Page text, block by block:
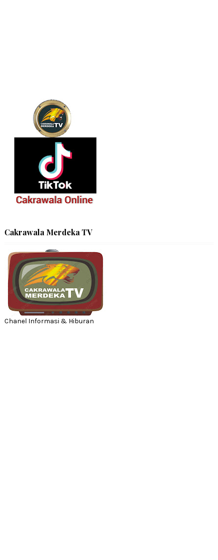
Cakrawala Merdeka TV
Chanel Informasi & Hiburan